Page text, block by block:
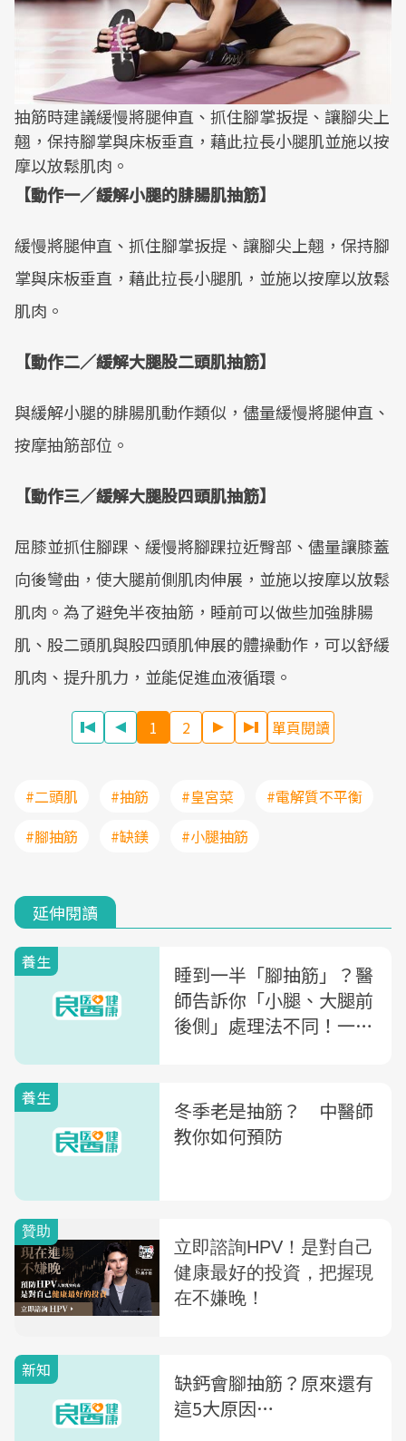
抽筋時建議緩慢將腿伸直、抓住腳掌扳提、讓腳尖上
翹，保持腳掌與床板垂直，藉此拉長小腿肌並施以按
摩以放鬆肌肉。
【動作一／緩解小腿的腓腸肌抽筋】
緩慢將腿伸直、抓住腳掌扳提、讓腳尖上翹，保持腳
掌與床板垂直，藉此拉長小腿肌，並施以按摩以放鬆
肌肉。
【動作二／緩解大腿股二頭肌抽筋】
與緩解小腿的腓腸肌動作類似，儘量緩慢將腿伸直、
按摩抽筋部位。
【動作三／緩解大腿股四頭肌抽筋】
屈膝並抓住腳踝、緩慢將腳踝拉近臀部、儘量讓膝蓋
向後彎曲，使大腿前側肌肉伸展，並施以按摩以放鬆
肌肉。為了避免半夜抽筋，睡前可以做些加強腓腸
肌、股二頭肌與股四頭肌伸展的體操動作，可以舒緩
肌肉、提升肌力，並能促進血液循環。
1 2 單頁閱讀
#二頭肌 #抽筋 #皇宮菜
#電解質不平衡
#腳抽筋
#缺鎂 #小腿抽筋
延伸閱讀
養生
睡到一半「腳抽筋」？醫
師告訴你「小腿、大腿前
後側」處理法不同！一張
養生
冬季老是抽筋？ 中醫師
教你如何預防
新知
缺鈣會腳抽筋？原來還有
這5大原因…